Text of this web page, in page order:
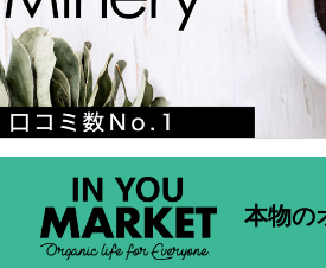
本物の